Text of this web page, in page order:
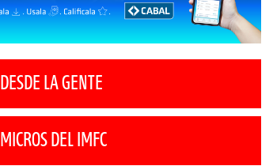
DESDE LA GENTE
MICROS DEL IMFC